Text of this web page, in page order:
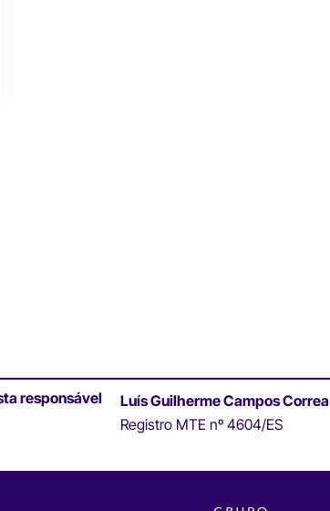
responsável
Luís Guilherme Campos Correa
Registro MTE nº 4604/ES